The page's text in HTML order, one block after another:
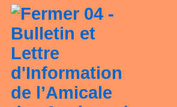
04 -
Bulletin et
Lettre
d'Information
de l’Amicale